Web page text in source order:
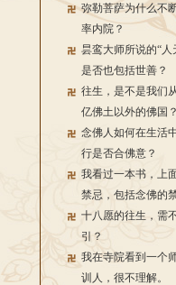
弥勒菩萨为什么不
率内院？
昙鸾大师所说的“人
是否也包括世善？
往生，是不是我们
亿佛土以外的佛国？
念佛人如何在生活
行是否合佛意？
我看过一本书，上
禁忌，包括念佛的禁
十八愿的往生，需
引？
我在寺院看到一个
训人，很不理解。